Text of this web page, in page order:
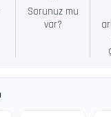
Sorunuz mu
var?